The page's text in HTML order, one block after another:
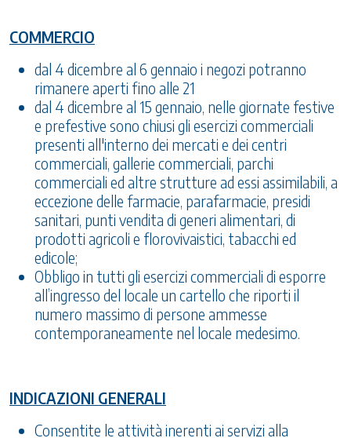
COMMERCIO
dal 4 dicembre al 6 gennaio i negozi potranno
rimanere aperti fino alle 21
dal 4 dicembre al 15 gennaio, nelle giornate festive
e prefestive sono chiusi gli esercizi commerciali
presenti all'interno dei mercati e dei centri
commerciali, gallerie commerciali, parchi
commerciali ed altre strutture ad essi assimilabili, a
eccezione delle farmacie, parafarmacie, presidi
sanitari, punti vendita di generi alimentari, di
prodotti agricoli e florovivaistici, tabacchi ed
edicole;
Obbligo in tutti gli esercizi commerciali di esporre
all’ingresso del locale un cartello che riporti il
numero massimo di persone ammesse
contemporaneamente nel locale medesimo.
INDICAZIONI GENERALI
Consentite le attività inerenti ai servizi alla